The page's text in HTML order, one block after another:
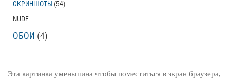
Эта картинка уменьшина чтобы поместиться в экран браузера,
СКРИНШОТЫ (54)
NUDE
ОБОИ (4)